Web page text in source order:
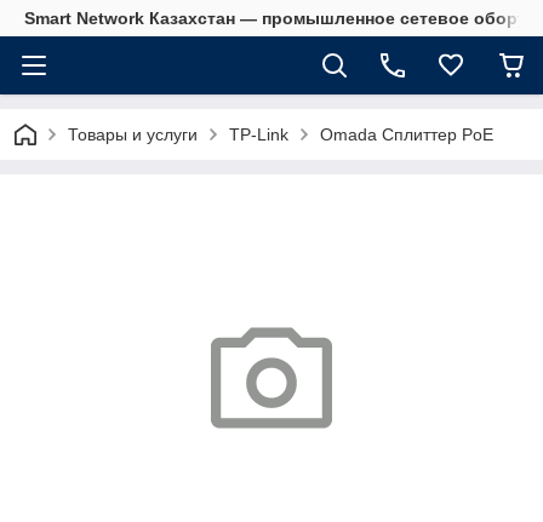
Smart Network Казахстан — промышленное сетевое
Товары и услуги TP-Link Omada Сплиттер PoE